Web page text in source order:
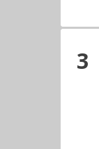
3